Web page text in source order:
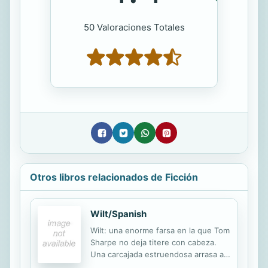
50 Valoraciones Totales
Otros libros relacionados de Ficción
Wilt/Spanish
Wilt: una enorme farsa en la que Tom
Sharpe no deja titere con cabeza.
Una carcajada estruendosa arrasa a